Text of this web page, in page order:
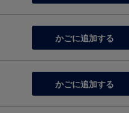
かごに追加する
かごに追加する